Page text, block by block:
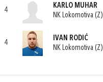
4
KARLO MUHAR
NK Lokomotiva (Z)
4
IVAN RODIĆ
NK Lokomotiva (Z)